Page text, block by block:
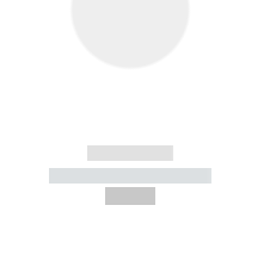
------------
----------- -----------